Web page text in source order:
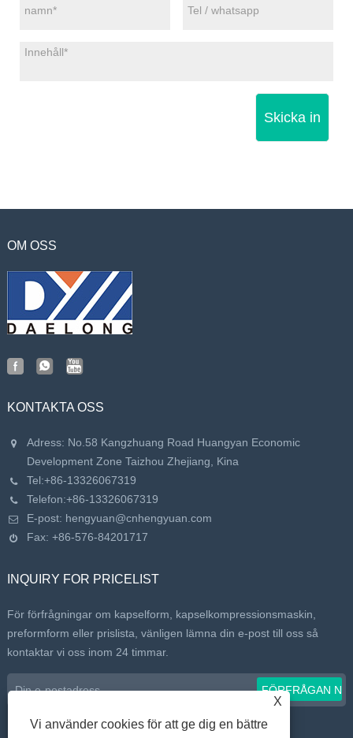
Skicka in
OM OSS
KONTAKTA OSS
Adress: No.58 Kangzhuang Road Huangyan Economic
Development Zone Taizhou Zhejiang, Kina
Tel:+86-13326067319
Telefon:+86-13326067319
E-post: hengyuan@cnhengyuan.com
Fax: +86-576-84201717
INQUIRY FOR PRICELIST
För förfrågningar om kapselform, kapselkompressionsmaskin,
preformform eller prislista, vänligen lämna din e-post till oss så
kontaktar vi oss inom 24 timmar.
X
Vi använder cookies för att ge dig en bättre